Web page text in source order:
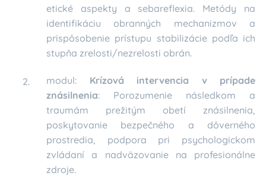
etické aspekty a sebareflexia. Metódy na
identifikáciu obranných mechanizmov a
prispôsobenie prístupu stabilizácie podľa ich
stupňa zrelosti/nezrelosti obrán.
modul: Krízová intervencia v prípade
znásilnenia: Porozumenie následkom a
traumám prežitým obetí znásilnenia,
poskytovanie bezpečného a dôverného
prostredia, podpora pri psychologickom
zvládaní a nadväzovanie na profesionálne
zdroje.